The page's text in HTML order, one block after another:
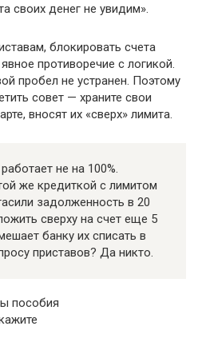
своих денег не увидим».
блокировать счета
противоречие с логикой.
пробел не устранен. Поэтому
совет — храните свои
вносят их «сверх» лимита.
не на 100%.
же кредиткой с лимитом
задолженность в 20
сверху на счет еще 5
банку их списать в
приставов? Да никто.
пособия